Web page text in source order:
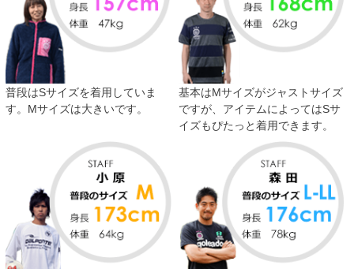
普段はSサイズを着用していま
す。Mサイズは大きいです。
基本はMサイズがジャストサイズ
ですが、アイテムによってはSサ
イズもぴたっと着用できます。